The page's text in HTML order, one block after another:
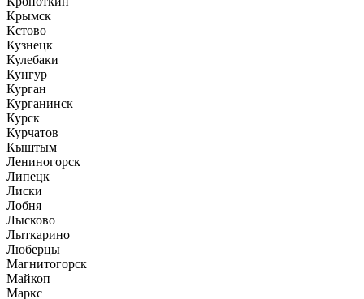
Крымск
Кстово
Кузнецк
Кулебаки
Кунгур
Курган
Курганинск
Курск
Курчатов
Кыштым
Лениногорск
Липецк
Лиски
Лобня
Лысково
Лыткарино
Люберцы
Магнитогорск
Майкоп
Маркс